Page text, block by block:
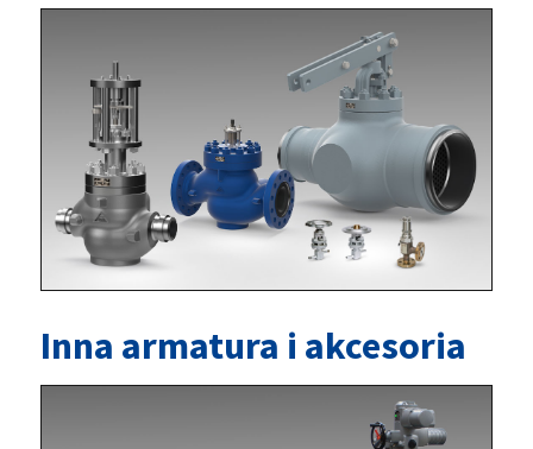
Inna armatura i akcesoria